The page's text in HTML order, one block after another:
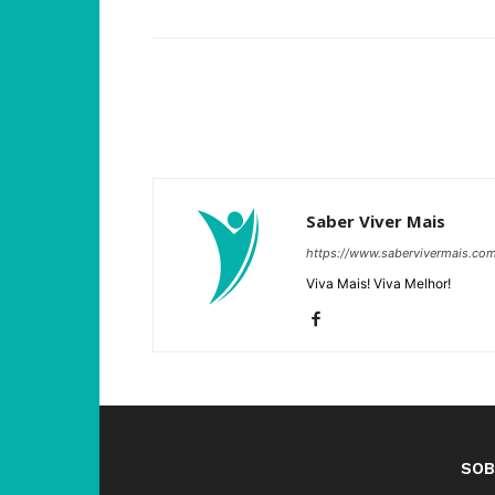
Saber Viver Mais
https://www.sabervivermais.com
Viva Mais! Viva Melhor!